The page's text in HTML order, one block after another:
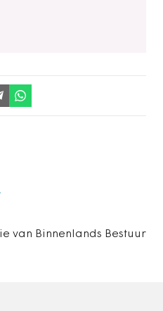
van Binnenlands Bestuur